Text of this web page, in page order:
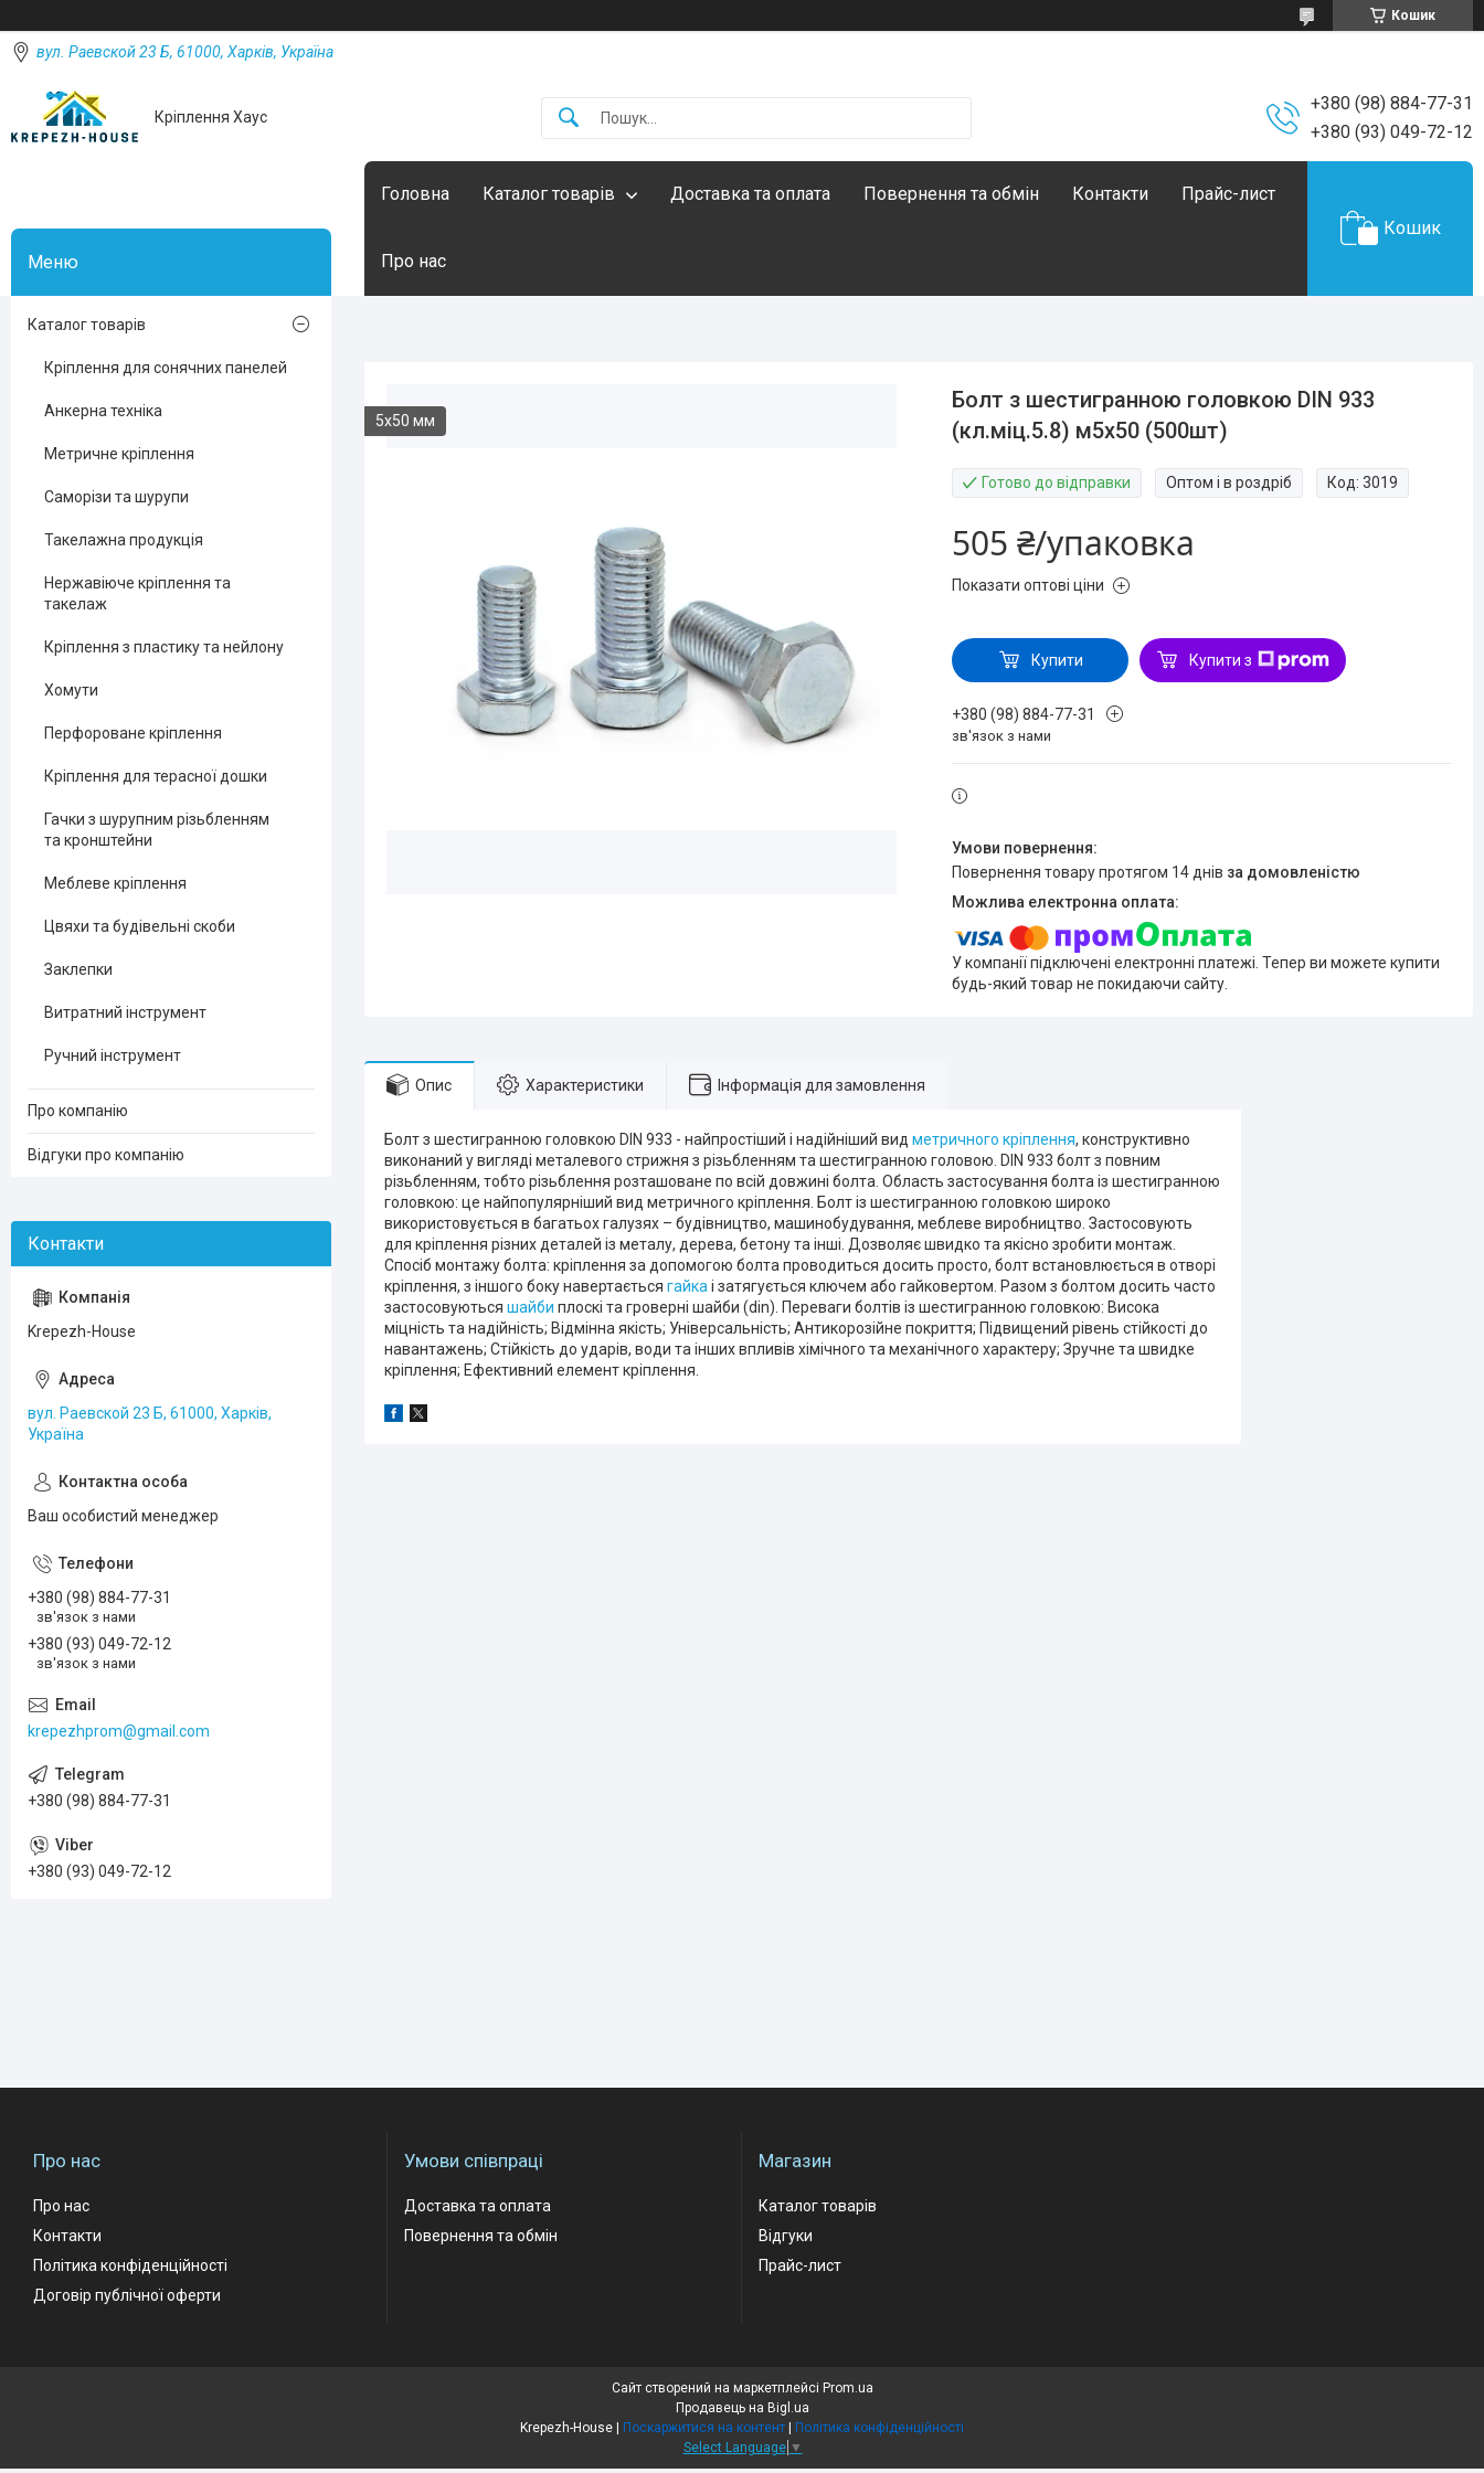
Кошик
вул. Раевской 23 Б, 61000, Харків, Україна
Кріплення Хаус
+380 (98) 884-77-31
+380 (93) 049-72-12
Головна Каталог товарів Доставка та оплата Повернення та обмін Контакти Прайс-лист
Про нас
Кошик
5х50 мм
Болт з шестигранною головкою DIN 933
(кл.міц.5.8) м5х50 (500шт)
Готово до відправки Оптом і в роздріб Код:3019
505 ₴/упаковка
Показати оптові ціни
Купити Купити з
+380 (98) 884-77-31
зв'язок з нами
повернення товару протягом 14 днів за домовленістю
У компанії підключені електронні платежі. Тепер ви можете купити
будь-який товар не покидаючи сайту.
Опис Характеристики Інформація для замовлення
Болт з шестигранною головкою DIN 933 - найпростіший і надійніший вид метричного кріплення, конструктивно
виконаний у вигляді металевого стрижня з різьбленням та шестигранною головою. DIN 933 болт з повним
різьбленням, тобто різьблення розташоване по всій довжині болта. Область застосування болта із шестигранною
головкою: це найпопулярніший вид метричного кріплення. Болт із шестигранною головкою широко
використовується в багатьох галузях – будівництво, машинобудування, меблеве виробництво. Застосовують
для кріплення різних деталей із металу, дерева, бетону та інші. Дозволяє швидко та якісно зробити монтаж.
Спосіб монтажу болта: кріплення за допомогою болта проводиться досить просто, болт встановлюється в отворі
кріплення, з іншого боку навертається гайкаі затягується ключем або гайковертом. Разом з болтом досить часто
застосовуються шайби плоскі та гроверні шайби (din). Переваги болтів із шестигранною головкою: Висока
міцність та надійність; Відмінна якість; Універсальність; Антикорозійне покриття; Підвищений рівень стійкості до
навантажень; Стійкість до ударів, води та інших впливів хімічного та механічного характеру; Зручне та швидке
кріплення; Ефективний елемент кріплення.
Каталог товарів
Кріплення для сонячних панелей
Анкерна техніка
Метричне кріплення
Саморізи та шурупи
Такелажна продукція
Нержавіюче кріплення та
такелаж
Кріплення з пластику та нейлону
Хомути
Перфороване кріплення
Кріплення для терасної дошки
Гачки з шурупним різьбленням
та кронштейни
Меблеве кріплення
Цвяхи та будівельні скоби
Заклепки
Витратний інструмент
Ручний інструмент
Про компанію
Відгуки про компанію
Krepezh-House
вул. Раевской 23 Б, 61000, Харків,
Україна
Ваш особистий менеджер
+380 (98) 884-77-31
зв'язок з нами
+380 (93) 049-72-12
зв'язок з нами
krepezhprom@gmail.com
+380 (98) 884-77-31
+380 (93) 049-72-12
Про нас
Про нас
Контакти
Політика конфіденційності
Договір публічної оферти
Умови співпраці
Доставка та оплата
Повернення та обмін
Магазин
Каталог товарів
Відгуки
Прайс-лист
Сайт створений на маркетплейсі Prom.ua
Продавець на Bigl.ua
Krepezh-House | Поскаржитися на контент | Політика конфіденційності
Select Language ▼